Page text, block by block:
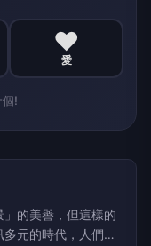
❤️
愛
!
的美譽，但這樣的
元的時代，人們經